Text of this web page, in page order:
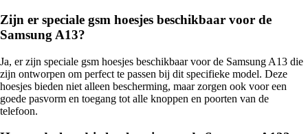
Zijn er speciale gsm hoesjes beschikbaar voor de
Samsung A13?
Ja, er zijn speciale gsm hoesjes beschikbaar voor de Samsung A13 die
zijn ontworpen om perfect te passen bij dit specifieke model. Deze
hoesjes bieden niet alleen bescherming, maar zorgen ook voor een
goede pasvorm en toegang tot alle knoppen en poorten van de
telefoon.